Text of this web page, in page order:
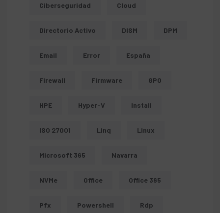
Ciberseguridad Cloud
Directorio Activo DISM DPM
Email Error España
Firewall Firmware GPO
HPE Hyper-V Install
ISO 27001 Linq Linux
Microsoft 365 Navarra
NVMe Office Office 365
Pfx Powershell Rdp